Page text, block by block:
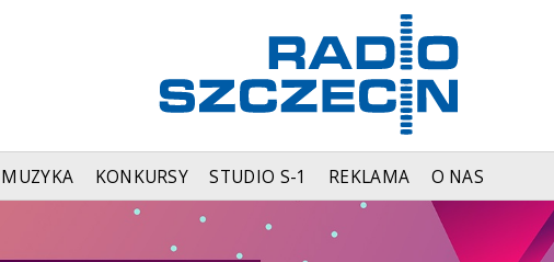
MUZYKA KONKURSY STUDIO S-1 REKLAMA O NAS